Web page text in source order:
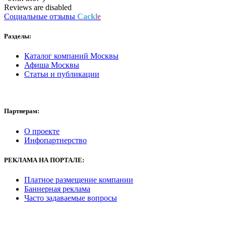
Reviews are disabled
Социальные отзывы Cackle
Разделы:
Каталог компаний Москвы
Афиша Москвы
Статьи и публикации
Партнерам:
О проекте
Инфопартнерство
РЕКЛАМА НА ПОРТАЛЕ:
Платное размещение компании
Баннерная реклама
Часто задаваемые вопросы